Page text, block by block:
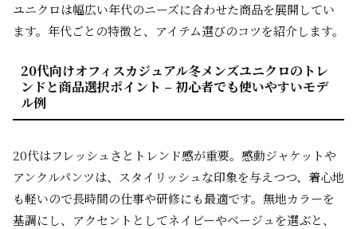
ユニクロは幅広い年代のニーズに合わせた商品を展開してい
ます。年代ごとの特徴と、アイテム選びのコツを紹介します。
20代向けオフィスカジュアル冬メンズユニクロのトレ
ンドと商品選択ポイント – 初心者でも使いやすいモデ
ル例
20代はフレッシュさとトレンド感が重要。感動ジャケットや
アンクルパンツは、スタイリッシュな印象を与えつつ、着心地
も軽いので長時間の仕事や研修にも最適です。無地カラーを
基調にし、アクセントとしてネイビーやベージュを選ぶと、